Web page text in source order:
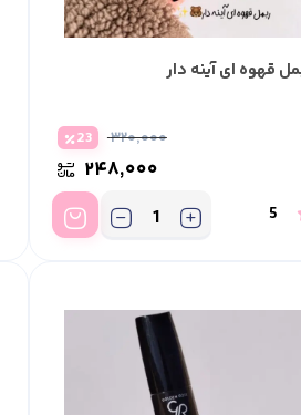
قهوه ای آینه دار
۳۲۰,۰۰۰
۲۴۸,۰۰۰
23
5